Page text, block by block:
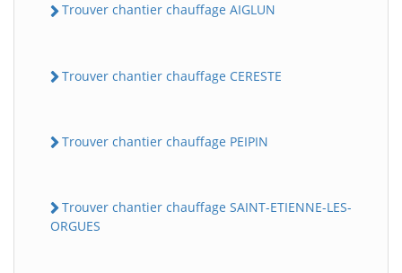
Trouver chantier chauffage AIGLUN
Trouver chantier chauffage CERESTE
Trouver chantier chauffage PEIPIN
Trouver chantier chauffage SAINT-ETIENNE-LES-
ORGUES